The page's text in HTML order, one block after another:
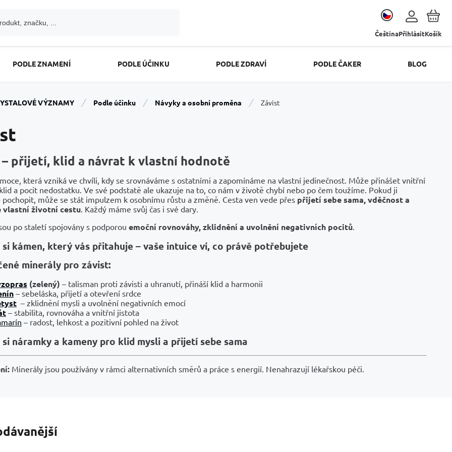
ČeštinaPřihlásitKošík
PODLE ZNAMENÍ PODLE ÚČINKU PODLE ZDRAVÍ PODLE ČAKER BLOG
VÝZNAMY Podle účinku Návyky a osobní proměna Závist
přijetí, klid a návrat k vlastní hodnotě
která vzniká ve chvíli, kdy se srovnáváme s ostatními a zapomínáme na vlastní jedinečnost. Může přinášet vnitřní
a pocit nedostatku. Ve své podstatě ale ukazuje na to, co nám v životě chybí nebo po čem toužíme. Pokud ji
pochopit, může se stát impulzem k osobnímu růstu a změně. Cesta ven vede přes přijetí sebe sama, vděčnost a
vlastní životní cestu . Každý máme svůj čas i své dary.
po staletí spojovány s podporou emoční rovnováhy, zklidnění a uvolnění negativních pocitů
kámen, který vás přitahuje – vaše intuice ví, co právě potřebujete
minerály pro závist:
(zelený) – talisman proti závisti a uhranutí, přináší klid a harmonii
– sebeláska, přijetí a otevření srdce
– zklidnění mysli a uvolnění negativních emocí
– stabilita, rovnováha a vnitřní jistota
– radost, lehkost a pozitivní pohled na život
náramky a kameny pro klid mysli a přijetí sebe sama
Minerály jsou používány v rámci alternativních směrů a práce s energií. Nenahrazují lékařskou péči.